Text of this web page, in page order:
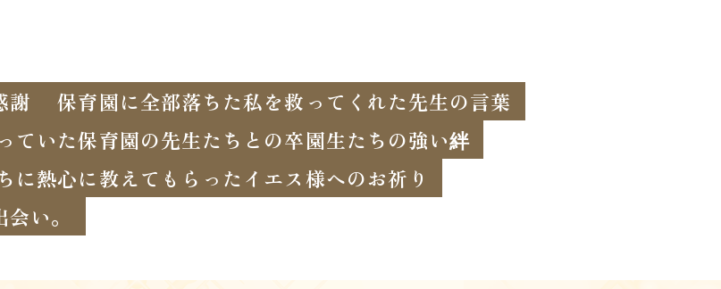
謝
保育園に全部落ちた私を救ってくれた先生の言葉
ていた保育園の先生たちとの卒園生たちの強い絆
に熱心に教えてもらったイエス様へのお祈り
い。